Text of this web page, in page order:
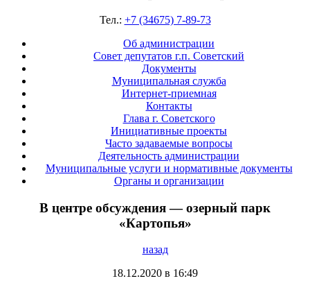
Тел.: +7 (34675) 7-89-73
Об администрации
Совет депутатов г.п. Советский
Документы
Муниципальная служба
Интернет-приемная
Контакты
Глава г. Советского
Инициативные проекты
Часто задаваемые вопросы
Деятельность администрации
Муниципальные услуги и нормативные документы
Органы и организации
В центре обсуждения — озерный парк
«Картопья»
назад
18.12.2020 в 16:49